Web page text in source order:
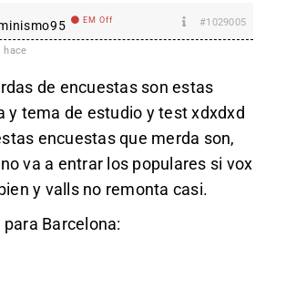
EM Off #1029005
hace
de encuestas son estas
y tema de estudio y test xdxdxd
encuestas que merda son,
va a entrar los populares si vox
y valls no remonta casi.
Barcelona: